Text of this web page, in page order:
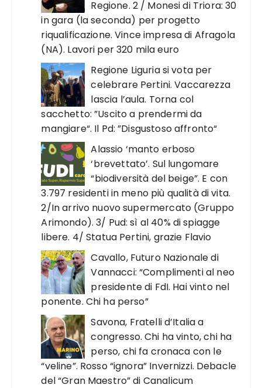
Regione. 2 / Monesi di Triora: 30
in gara (la seconda) per progetto
riqualificazione. Vince impresa di Afragola
(NA). Lavori per 320 mila euro
Regione Liguria si vota per
celebrare Pertini. Vaccarezza
lascia l’aula. Torna col
sacchetto: ”Uscito a prendermi da
mangiare“. Il Pd: ”Disgustoso affronto“
Alassio ‘manto erboso
‘brevettato’. Sul lungomare
“biodiversità del beige”. E con
3.797 residenti in meno più qualità di vita.
2/In arrivo nuovo supermercato (Gruppo
Arimondo). 3/ Pud: sì al 40% di spiagge
libere. 4/ Statua Pertini, grazie Flavio
Cavallo, Futuro Nazionale di
Vannacci: “Complimenti al neo
presidente di FdI. Hai vinto nel
ponente. Chi ha perso”
Savona, Fratelli d’Italia a
congresso. Chi ha vinto, chi ha
perso, chi fa cronaca con le
“veline”. Rosso “ignora” Invernizzi. Debacle
del “Gran Maestro” di Canalicum